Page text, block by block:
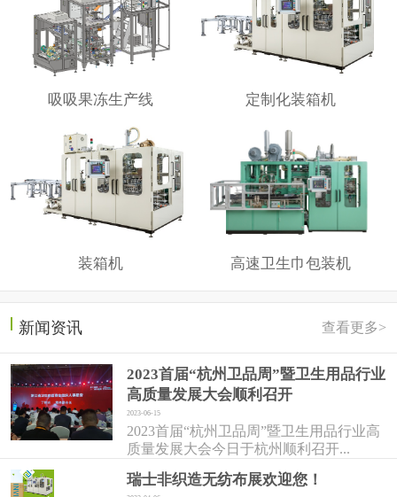
吸吸果冻生产线 定制化装箱机
装箱机 高速卫生巾包装机
新闻资讯 查看更多>
2023首届“杭州卫品周”暨卫生用品行业
高质量发展大会顺利召开
2023-06-15
2023首届“杭州卫品周”暨卫生用品行业高
质量发展大会今日于杭州顺利召开...
瑞士非织造无纺布展欢迎您！